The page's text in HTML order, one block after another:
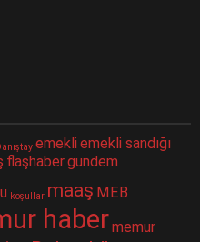
emekliemekli sandığı
flaşhabergundem
koşullar maaş MEB
habermemur